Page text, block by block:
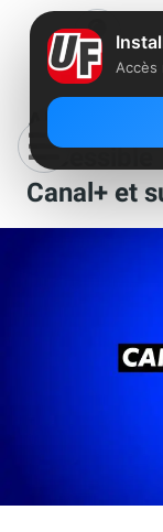
Abonnés
Canal+ et
Accès